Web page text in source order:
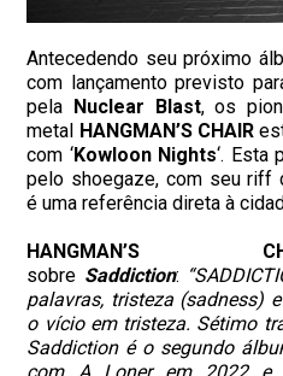
Antecedendo seu próximo
com lançamento previsto
pela Nuclear Blast, os
metal HANGMAN’S CHAIR
com ‘Kowloon Nights‘. Esta
pelo shoegaze, com seu riff
é uma referência direta à
HANGMAN’S
sobre Saddiction:
palavras, tristeza (sadness)
o vício em tristeza. Sétimo
Saddiction é o segundo